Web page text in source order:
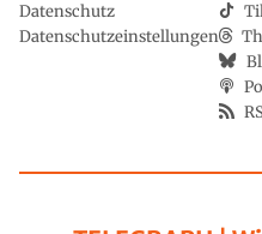
Datenschutz
Datenschutzeinstellungen